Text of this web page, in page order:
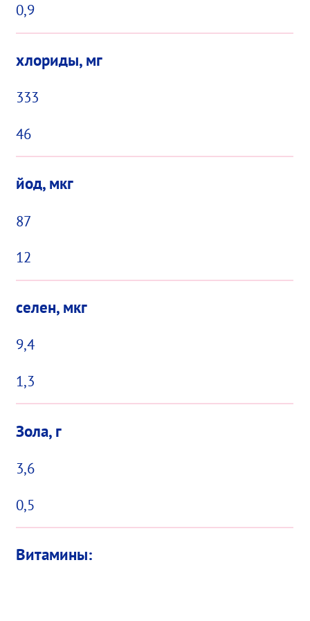
0,9
хлориды, мг
333
46
йод, мкг
87
12
селен, мкг
9,4
1,3
Зола, г
3,6
0,5
Витамины: